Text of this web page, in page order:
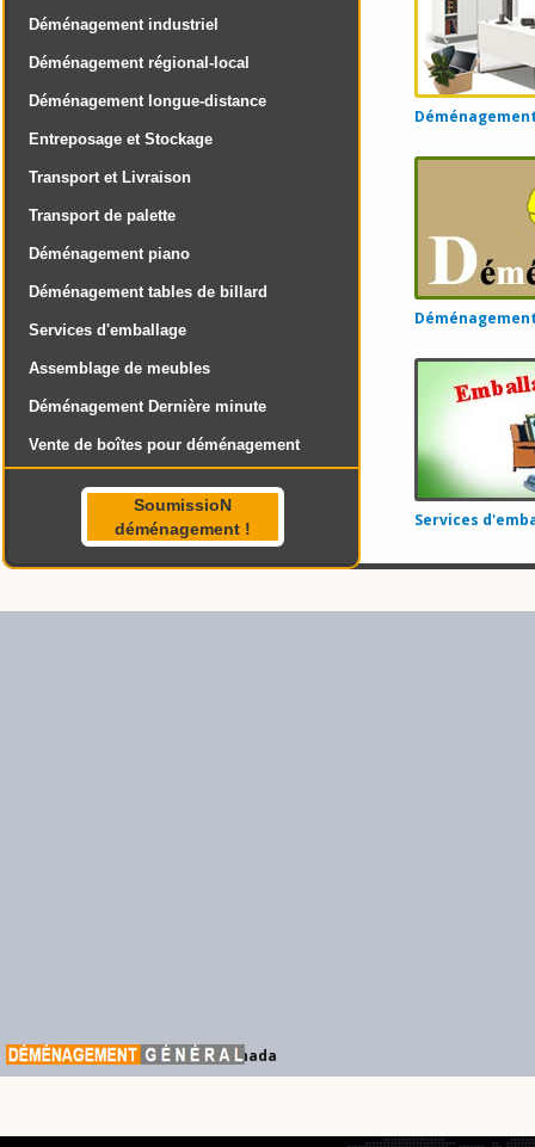
Déménagement industriel
Déménagement régional-local
Déménagement longue-distance
Entreposage et Stockage
Transport et Livraison
Transport de palette
Déménagement piano
Déménagement tables de billard
Services d'emballage
Assemblage de meubles
Déménagement Dernière minute
Vente de boîtes pour déménagement
SoumissioN
déménagement !
Déménagement Général Canada
Services